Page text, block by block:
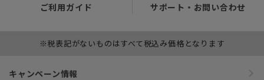
ご利用ガイド サポート・お問い合わせ
※税表記がないものはすべて税込み価格となります
キャンペーン情報